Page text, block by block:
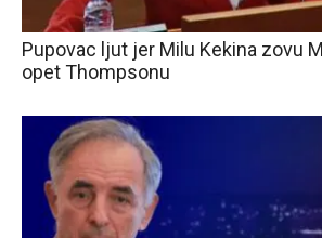
Pupovac ljut jer Milu Kekina zovu
opet Thompsonu